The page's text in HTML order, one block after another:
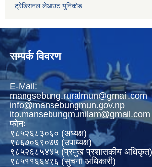
ट्रेडिसनल लेआउट युनिकोड
सम्पर्क विवरण
E-Mail:
mangsebung.ruralmun@gmail.com
info@mansebungmun.gov.np
ito.mansebungmunilam@gmail.com
फोनः
९८५२६८३०६० (अध्यक्ष)
९८६७०६९०७७ (उपाध्यक्ष)
९८५२६८५४४५ (प्रमुख प्रशासकीय अधिकृत)
९८५११६६४९६ (सुचना अधिकारी)